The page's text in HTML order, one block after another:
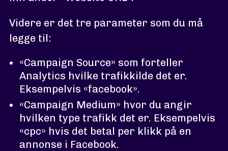
Videre er det tre parameter som du må
legge til:
«Campaign Source» som forteller
Analytics hvilke trafikkilde det er.
Eksempelvis «facebook».
«Campaign Medium» hvor du angir
hvilken type trafikk det er. Eksempelvis
«cpc» hvis det betal per klikk på en
annonse i Facebook.